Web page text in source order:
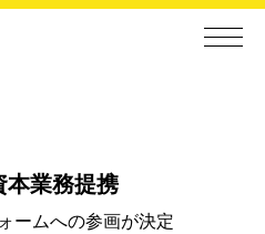
本業務提携
ームへの参画が決定